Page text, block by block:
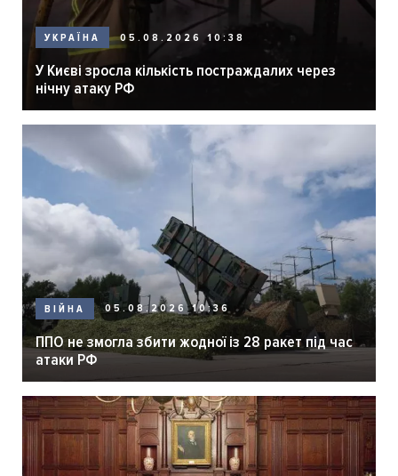
УКРАЇНА 05.08.2026 10:38
У Києві зросла кількість постраждалих через
нічну атаку РФ
ВІЙНА 05.08.2026 10:36
ППО не змогла збити жодної із 28 ракет під час
атаки РФ